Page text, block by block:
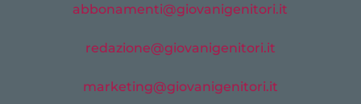
abbonamenti@giovanigenitori.it
redazione@giovanigenitori.it
marketing@giovanigenitori.it